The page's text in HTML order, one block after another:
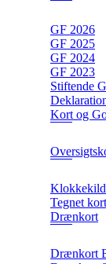
GF 2026
GF 2025
GF 2024
GF 2023
Stiftende
Kort og
Tegnet
Drænkort
Drænkort